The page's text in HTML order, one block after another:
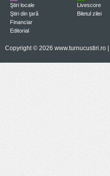
Ştiri locale
Ştiri din ţară
Financiar
Editorial
Livescore
Biletul zilei
Copyright © 2026 www.turnucustiri.ro |